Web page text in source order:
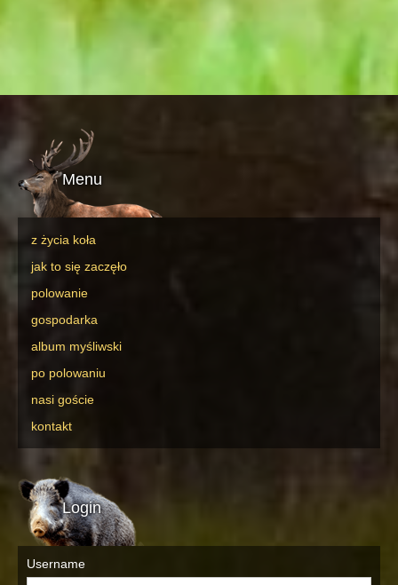
Menu
z życia koła
jak to się zaczęło
polowanie
gospodarka
album myśliwski
po polowaniu
nasi goście
kontakt
Login
Username